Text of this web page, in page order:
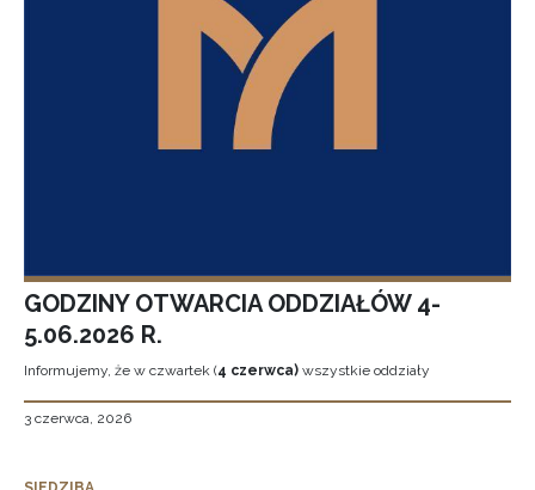
GODZINY OTWARCIA ODDZIAŁÓW 4-
5.06.2026 R.
Informujemy, że w czwartek (4 czerwca) wszystkie oddziały
3 czerwca, 2026